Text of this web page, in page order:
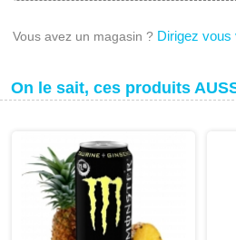
Vous avez un magasin ? Dirigez vous
On le sait, ces produits